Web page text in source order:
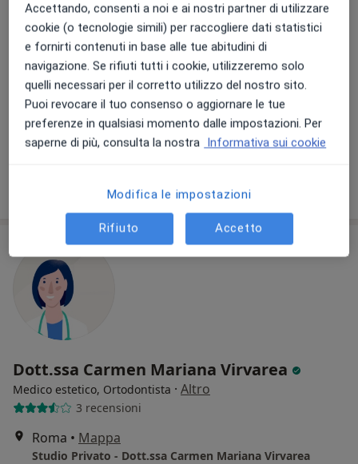
Dott.ssa Martina Dari
Dentista, Medico estetico·Altro
40 recensioni
Via Teodosio Macrobio 2, Roma •Mappa
Dottoressa Martina Dari | Dentista & Medico Estetico
Prima visita odontoiatrica
Prestazione gratuita
Chiedi di attivare le prenotazioni online
Dott.ssa Carmen Mariana Virvarea
Medico estetico, Ortodontista · Altro
3 recensioni
Roma • Mappa
Studio Privato - Dott.ssa Carmen Mariana Virvarea
Accettando, consenti a noi e ai nostri partner di utilizzare
cookie (o tecnologie simili) per raccogliere dati statistici
e fornirti contenuti in base alle tue abitudini di
navigazione. Se rifiuti tutti i cookie, utilizzeremo solo
quelli necessari per il corretto utilizzo del nostro sito.
Puoi revocare il tuo consenso o aggiornare le tue
preferenze in qualsiasi momento dalle impostazioni. Per
saperne di più, consulta la nostra Informativa sui cookie
Modifica le impostazioni
Rifiuto Accetto